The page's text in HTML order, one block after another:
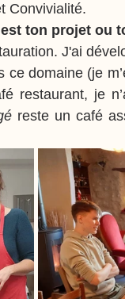
Convivialité.
ton projet ou
J'ai
domaine (je
restaurant, je
reste un café